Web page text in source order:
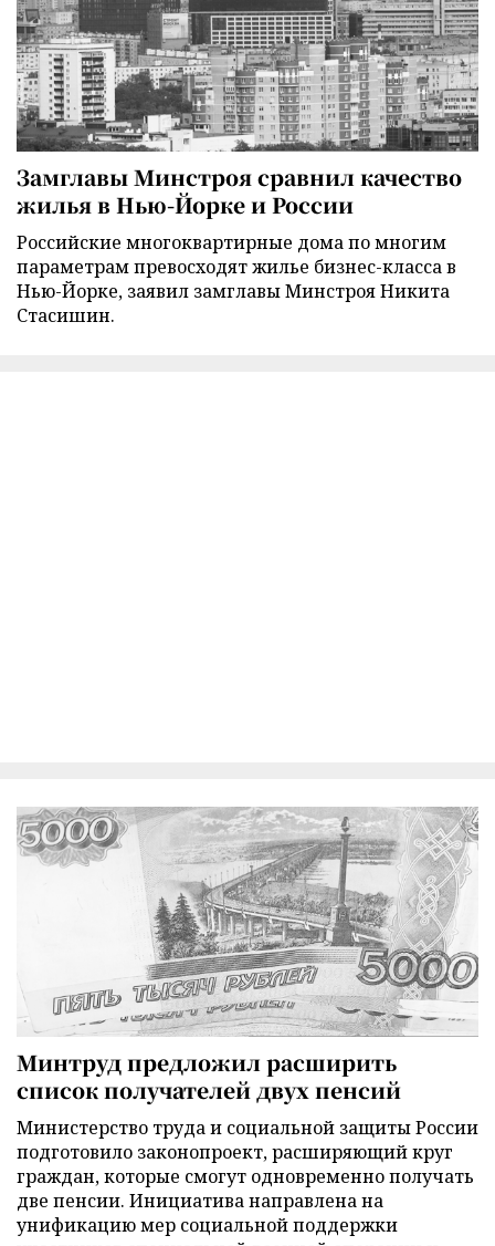
Замглавы Минстроя сравнил качество
жилья в Нью-Йорке и России
Российские многоквартирные дома по многим
параметрам превосходят жилье бизнес-класса в
Нью-Йорке, заявил замглавы Минстроя Никита
Стасишин.
Минтруд предложил расширить
список получателей двух пенсий
Министерство труда и социальной защиты России
подготовило законопроект, расширяющий круг
граждан, которые смогут одновременно получать
две пенсии. Инициатива направлена на
унификацию мер социальной поддержки